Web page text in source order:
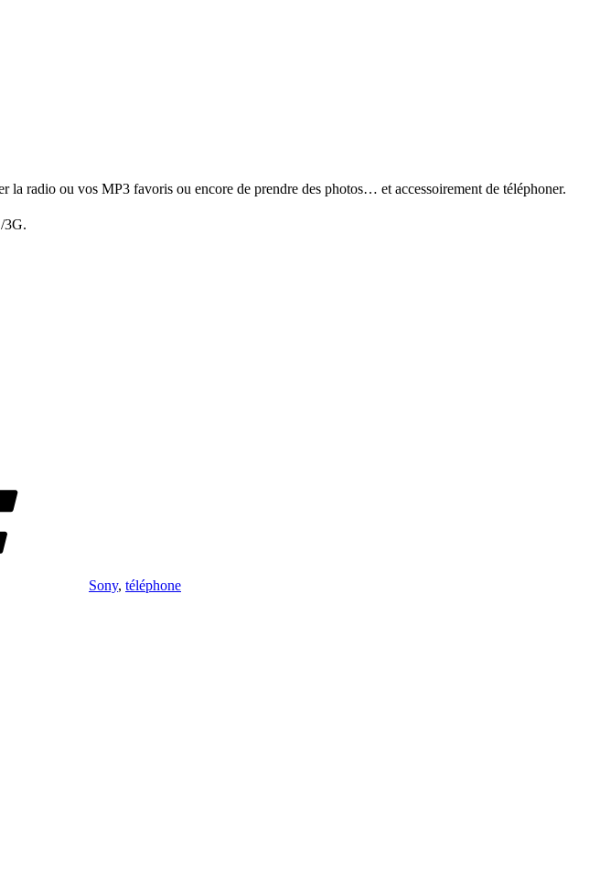
la radio ou vos MP3 favoris ou encore de prendre des photos… et accessoirement de téléphoner.
3G.
Sony, téléphone